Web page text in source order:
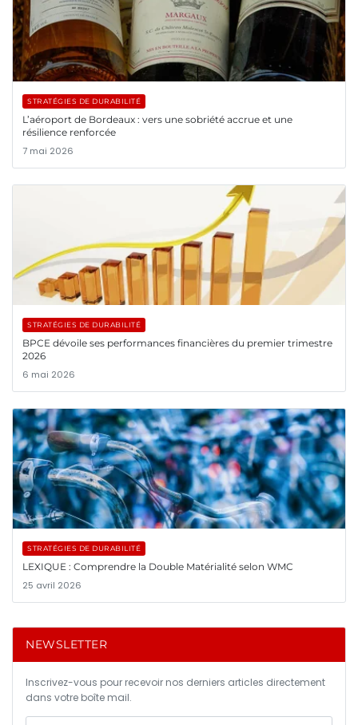
STRATÉGIES DE DURABILITÉ
L’aéroport de Bordeaux : vers une sobriété accrue et une
résilience renforcée
7 mai 2026
STRATÉGIES DE DURABILITÉ
BPCE dévoile ses performances financières du premier trimestre
2026
6 mai 2026
STRATÉGIES DE DURABILITÉ
LEXIQUE : Comprendre la Double Matérialité selon WMC
25 avril 2026
NEWSLETTER
Inscrivez-vous pour recevoir nos derniers articles directement
dans votre boîte mail.